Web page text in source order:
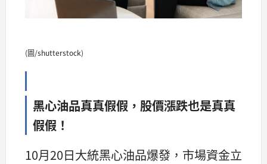
(圖/shutterstock)
黑心油品真真假假，股價漲跌也是真真
假假！
10月20日大統黑心油品爆發，市場資金立